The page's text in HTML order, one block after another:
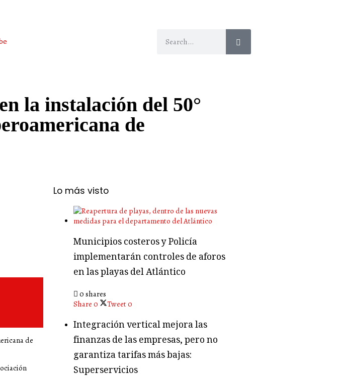
la instalación del 50°
de
de
Lo más visto
Municipios costeros y Policía
implementarán controles de aforos
en las playas del Atlántico
0 shares
Share 0 Tweet0
Integración vertical mejora las
finanzas de las empresas, pero no
garantiza tarifas más bajas:
Superservicios